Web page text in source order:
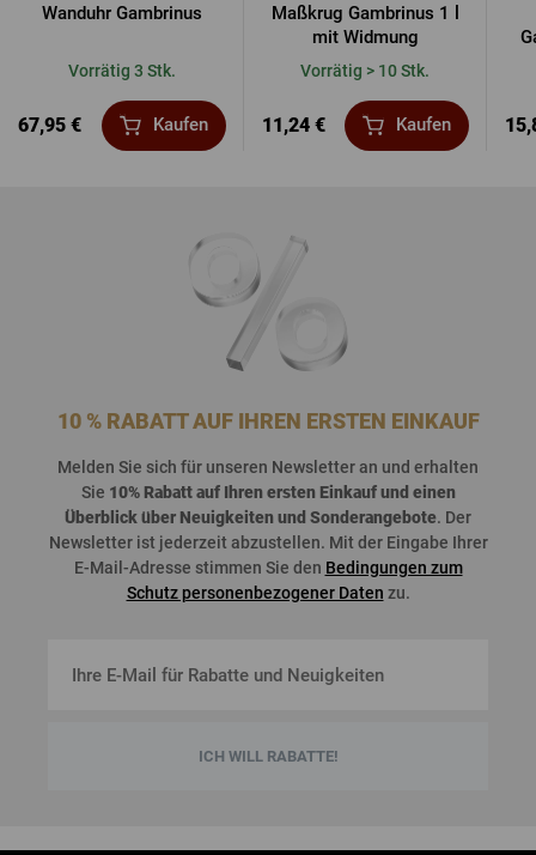
Wanduhr Gambrinus
Vorrätig 3 Stk.
67,95 € Kaufen
Maßkrug Gambrinus 1 l
mit Widmung
Vorrätig > 10 Stk.
11,24 € Kaufen
10 % RABATT AUF IHREN ERSTEN EINKAUF
Melden Sie sich für unseren Newsletter an und erhalten
Sie 10% Rabattauf Ihren ersten Einkaufund einen
Überblicküber Neuigkeiten und Sonderangebote. Der
Newsletter ist jederzeit abzustellen. Mit der Eingabe Ihrer
E-Mail-Adresse stimmen Sie den Bedingungen zum
Schutz personenbezogener Daten zu.
ICH WILL RABATTE!